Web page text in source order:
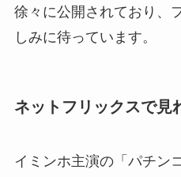
徐々に公開されており、
しみに待っています。
ネットフリックスで見
イミンホ主演の「パチン